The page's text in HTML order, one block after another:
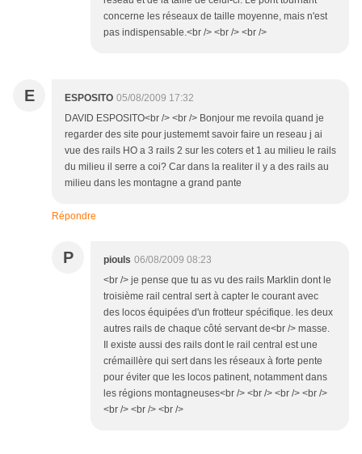
concerne les réseaux de taille moyenne, mais n'est
pas indispensable.<br /> <br /> <br />
E ESPOSITO 05/08/2009 17:32
DAVID ESPOSITO<br /> <br /> Bonjour me revoila quand je
regarder des site pour justememt savoir faire un reseau j ai
vue des rails HO a 3 rails 2 sur les coters et 1 au milieu le rails
du milieu il serre a coi? Car dans la realiter il y a des rails au
milieu dans les montagne a grand pante
Répondre
P piouls 06/08/2009 08:23
<br /> je pense que tu as vu des rails Marklin dont le
troisième rail central sert à capter le courant avec
des locos équipées d'un frotteur spécifique. les deux
autres rails de chaque côté servant de<br /> masse.
Il existe aussi des rails dont le rail central est une
crémaillère qui sert dans les réseaux à forte pente
pour éviter que les locos patinent, notamment dans
les régions montagneuses<br /> <br /> <br /> <br />
<br /> <br /> <br />